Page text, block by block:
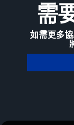
需
如需更多